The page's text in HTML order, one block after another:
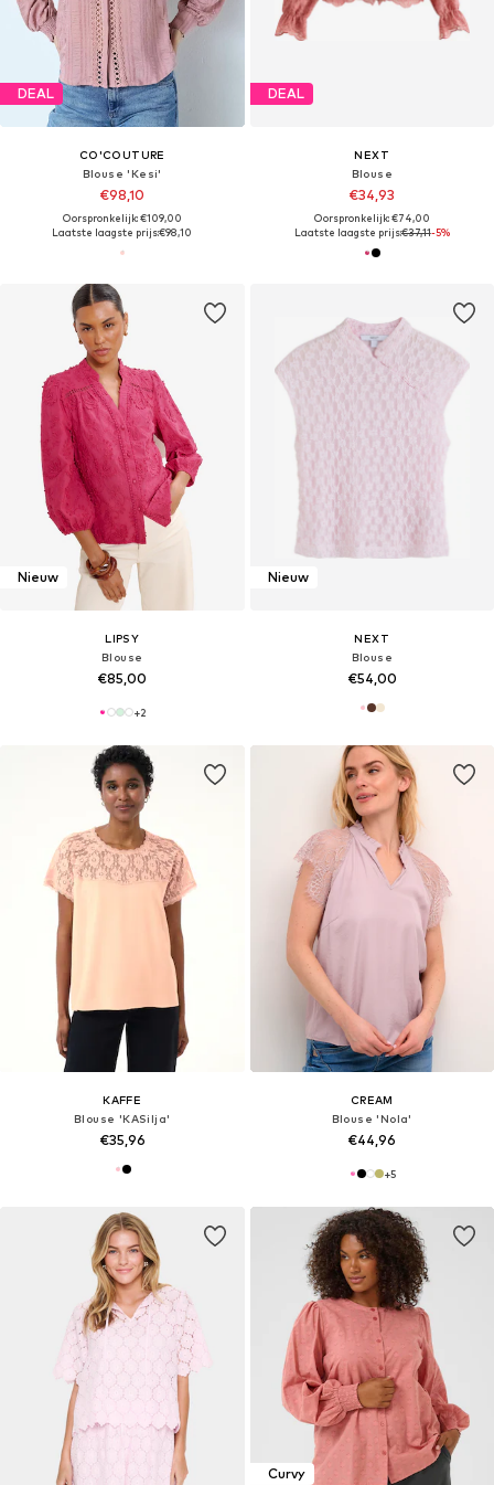
DEAL
CO'COUTURE
Blouse 'Kesi'
€98,10
Oorspronkelijk: €109,00
Laatste laagste prijs:€98,10
DEAL
NEXT
Blouse
€34,93
Oorspronkelijk: €74,00
Laatste laagste prijs:€37,11-5%
Nieuw
LIPSY
Blouse
€85,00
+2
Nieuw
NEXT
Blouse
€54,00
KAFFE
Blouse 'KASilja'
€35,96
CREAM
Blouse 'Nola'
€44,96
+5
Curvy